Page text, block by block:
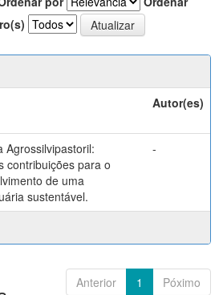
Autor(es)
Agrossilvipastoril:
contribuições para o
de uma
sustentável.
-
Anterior 1 Póximo